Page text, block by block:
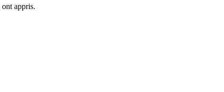
ont appris.